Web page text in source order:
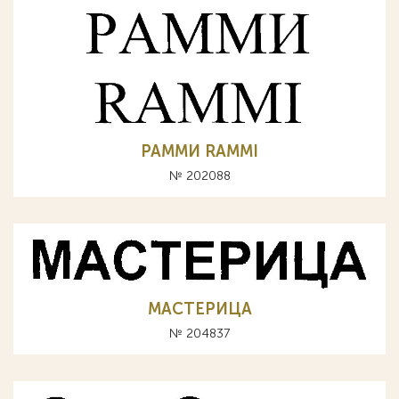
РАММИ RAMMI
№ 202088
МАСТЕРИЦА
№ 204837